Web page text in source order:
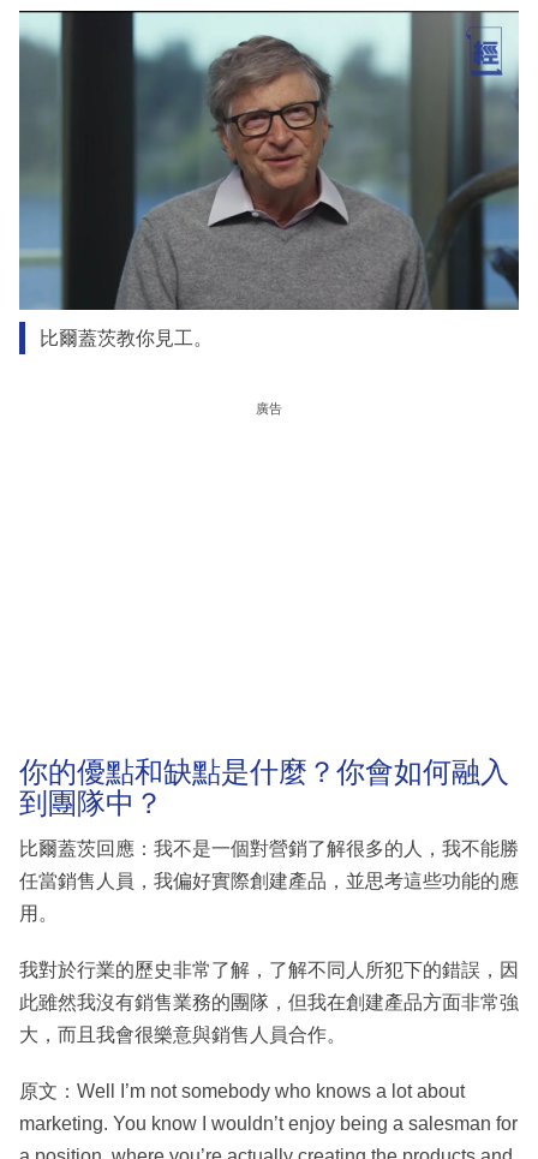
比爾蓋茨教你見工。
廣告
你的優點和缺點是什麼？你會如何融入
到團隊中？
比爾蓋茨回應：我不是一個對營銷了解很多的人，我不能勝
任當銷售人員，我偏好實際創建產品，並思考這些功能的應
用。
我對於行業的歷史非常了解，了解不同人所犯下的錯誤，因
此雖然我沒有銷售業務的團隊，但我在創建產品方面非常強
大，而且我會很樂意與銷售人員合作。
原文：Well I’m not somebody who knows a lot about
marketing. You know I wouldn’t enjoy being a salesman for